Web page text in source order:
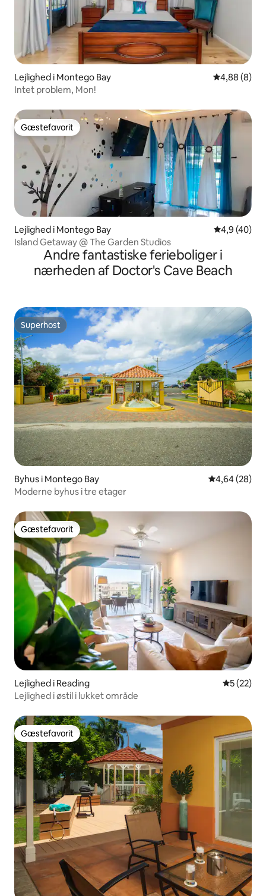
Lejlighed i Montego Bay 4,88 ud af 5
4,88 (8)
Intet problem, Mon!
Gæstefavorit
Gæstefavorit
Lejlighed i Montego Bay 4,9 ud af 5 i
4,9 (40)
Island Getaway @ The Garden Studios
Andre fantastiske ferieboliger i
nærheden af Doctor's Cave Beach
Superhost
Superhost
Byhus i Montego Bay 4,64 ud af 5 i
4,64 (28)
Moderne byhus i tre etager
Gæstefavorit
Gæstefavorit
Lejlighed i Reading 5 ud af 5 i
5 (22)
Lejlighed i østil i lukket område
Gæstefavorit
Gæstefavorit